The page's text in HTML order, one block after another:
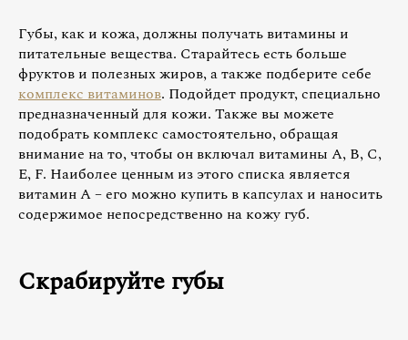
Губы, как и кожа, должны получать витамины и
питательные вещества. Старайтесь есть больше
фруктов и полезных жиров, а также подберите себе
комплекс витаминов. Подойдет продукт, специально
предназначенный для кожи. Также вы можете
подобрать комплекс самостоятельно, обращая
внимание на то, чтобы он включал витамины А, В, С,
Е, F. Наиболее ценным из этого списка является
витамин А – его можно купить в капсулах и наносить
содержимое непосредственно на кожу губ.
Скрабируйте губы